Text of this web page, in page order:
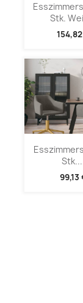
Stk.
99,13